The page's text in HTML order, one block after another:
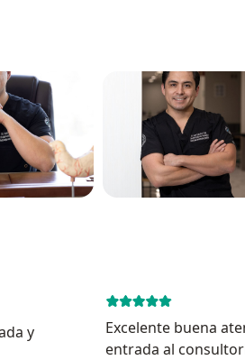
y
Excelente buena
entrada al